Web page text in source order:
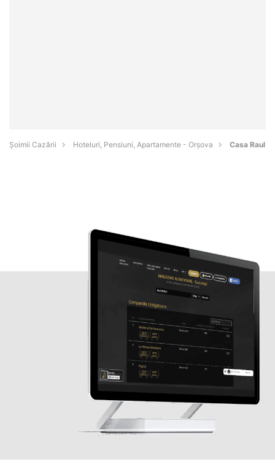
Șoimii Cazării Hoteluri, Pensiuni, Apartamente - Orşova Casa Raul